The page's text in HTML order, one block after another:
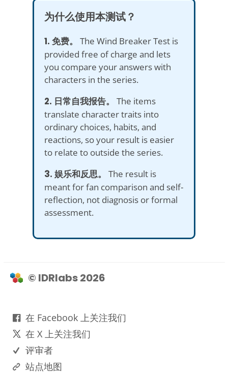
为什么使用本测试？
1. 免费。
The Wind Breaker Test is
provided free of charge and lets
you compare your answers with
characters in the series.
2. 日常自我报告。
The items
translate character traits into
ordinary choices, habits, and
reactions, so your result is easier
to relate to outside the series.
3. 娱乐和反思。
The result is
meant for fan comparison and self-
reflection, not diagnosis or formal
assessment.
© IDRlabs 2026
在 Facebook 上关注我们
在 X 上关注我们
评审者
站点地图